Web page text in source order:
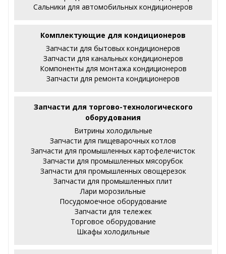
Сальники для автомобильных кондиционеров
Комплектующие для кондиционеров
Запчасти для бытовых кондиционеров
Запчасти для канальных кондиционеров
Компоненты для монтажа кондиционеров
Запчасти для ремонта кондиционеров
Запчасти для торгово-технологического
оборудования
Витрины холодильные
Запчасти для пищеварочных котлов
Запчасти для промышленных картофелечисток
Запчасти для промышленных мясорубок
Запчасти для промышленных овощерезок
Запчасти для промышленных плит
Лари морозильные
Посудомоечное оборудование
Запчасти для тележек
Торговое оборудование
Шкафы холодильные